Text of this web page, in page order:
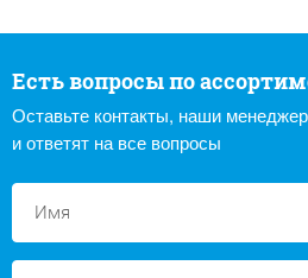
Есть вопросы по
Оставьте контакты, наши
и ответят на все вопросы